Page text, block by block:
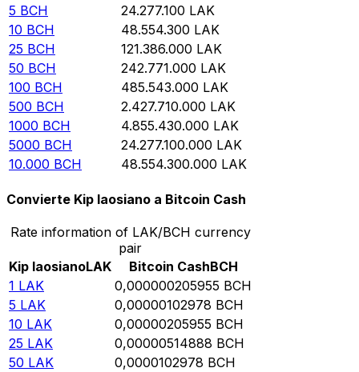
5 BCH 24.277.100 LAK
10 BCH 48.554.300 LAK
25 BCH 121.386.000 LAK
50 BCH 242.771.000 LAK
100 BCH 485.543.000 LAK
500 BCH 2.427.710.000 LAK
1000 BCH 4.855.430.000 LAK
5000 BCH 24.277.100.000 LAK
10.000 BCH 48.554.300.000 LAK
Convierte Kip laosiano a Bitcoin Cash
Rate information of LAK/BCH currency
pair
Kip laosianoLAK Bitcoin CashBCH
1 LAK 0,000000205955 BCH
5 LAK 0,00000102978 BCH
10 LAK 0,00000205955 BCH
25 LAK 0,00000514888 BCH
50 LAK 0,0000102978 BCH